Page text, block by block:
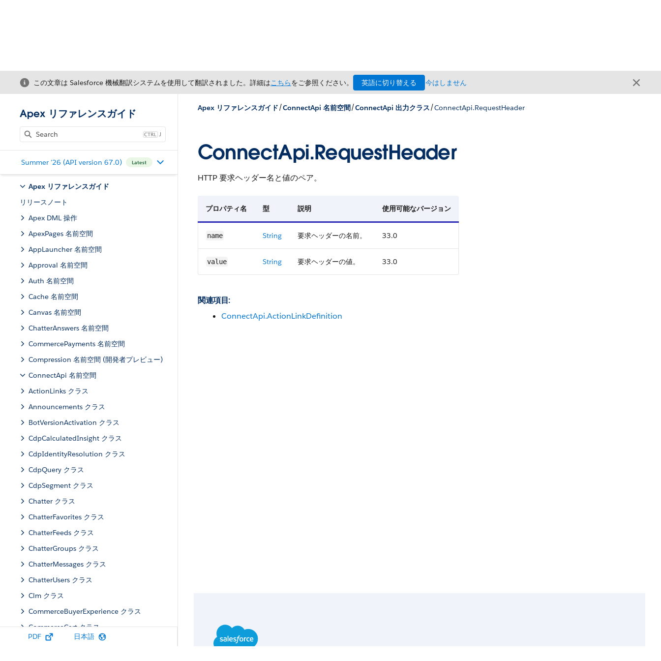
この文章は Salesforce 機械翻訳システムを使用して翻訳されました。詳細はこちらをご参照ください。 英語に切り替える 今はしません
Apex リファレンスガイド
J
Summer '26 (API version 67.0) Latest
Apex リファレンスガイド
リリースノート
Apex DML 操作
ApexPages 名前空間
AppLauncher 名前空間
Approval 名前空間
Auth 名前空間
Cache 名前空間
Canvas 名前空間
ChatterAnswers 名前空間
CommercePayments 名前空間
Compression 名前空間 (開発者プレビュー)
ConnectApi 名前空間
ActionLinks クラス
Announcements クラス
BotVersionActivation クラス
CdpCalculatedInsight クラス
CdpIdentityResolution クラス
CdpQuery クラス
CdpSegment クラス
Chatter クラス
ChatterFavorites クラス
ChatterFeeds クラス
ChatterGroups クラス
ChatterMessages クラス
ChatterUsers クラス
Clm クラス
CommerceBuyerExperience クラス
CommerceCart クラス
CommerceCatalog クラス
PDF 日本語
Apex リファレンスガイド/ConnectApi 名前空間/ConnectApi 出力クラス/ConnectApi.RequestHeader
ConnectApi.RequestHeader
HTTP 要求ヘッダー名と値のペア。
プロパティ名 型 説明 使用可能なバージョン
name String 要求ヘッダーの名前。 33.0
value String 要求ヘッダーの値。 33.0
関連項目:
ConnectApi.ActionLinkDefinition